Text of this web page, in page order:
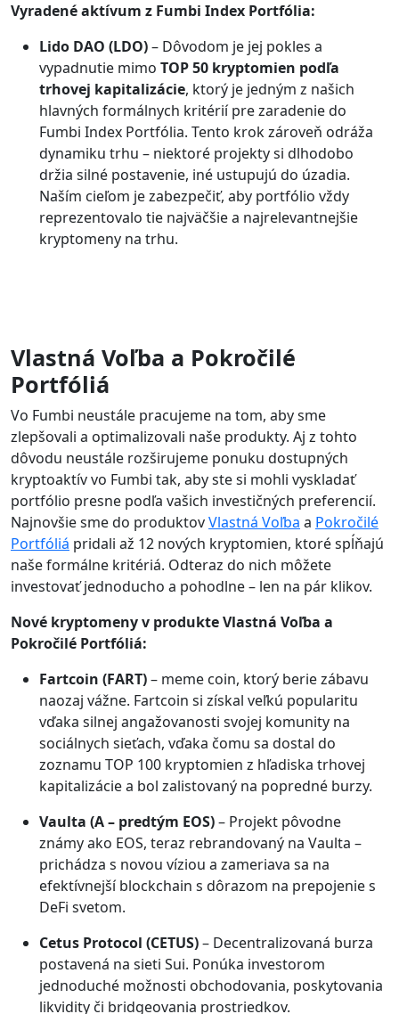
Vyradené aktívum z Fumbi Index Portfólia:
Lido DAO (LDO)– Dôvodom je jej pokles a
vypadnutie mimo TOP 50 kryptomien podľa
trhovej kapitalizácie, ktorý je jedným z našich
hlavných formálnych kritérií pre zaradenie do
Fumbi Index Portfólia. Tento krok zároveň odráža
dynamiku trhu – niektoré projekty si dlhodobo
držia silné postavenie, iné ustupujú do úzadia.
Naším cieľom je zabezpečiť, aby portfólio vždy
reprezentovalo tie najväčšie a najrelevantnejšie
kryptomeny na trhu.
Vlastná Voľba a Pokročilé
Portfóliá
Vo Fumbi neustále pracujeme na tom, aby sme
zlepšovali a optimalizovali naše produkty. Aj z tohto
dôvodu neustále rozširujeme ponuku dostupných
kryptoaktív vo Fumbi tak, aby ste si mohli vyskladať
portfólio presne podľa vašich investičných preferencií.
Najnovšie sme do produktovVlastná Voľba a Pokročilé
Portfóliá pridali až 12 nových kryptomien, ktoré spĺňajú
naše formálne kritériá. Odteraz do nich môžete
investovať jednoducho a pohodlne – len na pár klikov.
Nové kryptomeny v produkte Vlastná Voľba a
Pokročilé Portfóliá:
Fartcoin (FART)– meme coin, ktorý berie zábavu
naozaj vážne. Fartcoin si získal veľkú popularitu
vďaka silnej angažovanosti svojej komunity na
sociálnych sieťach, vďaka čomu sa dostal do
zoznamu TOP 100 kryptomien z hľadiska trhovej
kapitalizácie a bol zalistovaný na popredné burzy.
Vaulta (A – predtým EOS)– Projekt pôvodne
známy ako EOS, teraz rebrandovaný na Vaulta –
prichádza s novou víziou a zameriava sa na
efektívnejší blockchain s dôrazom na prepojenie s
DeFi svetom.
Cetus Protocol (CETUS)– Decentralizovaná burza
postavená na sieti Sui. Ponúka investorom
jednoduché možnosti obchodovania, poskytovania
likvidity či bridgeovania prostriedkov.